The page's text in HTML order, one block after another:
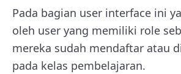
Pada bagian user interface ini
oleh user yang memiliki role
mereka sudah mendaftar atau
pada kelas pembelajaran.